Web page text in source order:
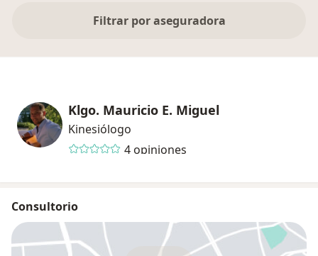
Filtrar por aseguradora
Klgo. Mauricio E. Miguel
Kinesiólogo
4 opiniones
Consultorio